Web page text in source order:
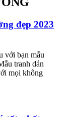
đẹp 2023
với bạn mẫu
tranh dán
mọi không